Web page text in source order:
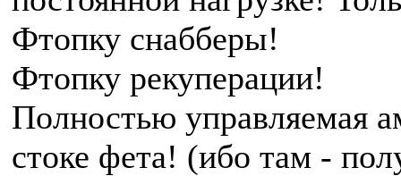
Фтопку снабберы!
Фтопку рекуперации!
Полностью управляемая
стоке фета! (ибо там -